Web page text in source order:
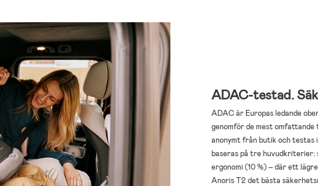
ADAC-testad.
ADAC är Europas ledande
genomför de mest
anonymt från butik och testas
baseras på tre
ergonomi (10 %) – där ett
Anoris T2 det bästa